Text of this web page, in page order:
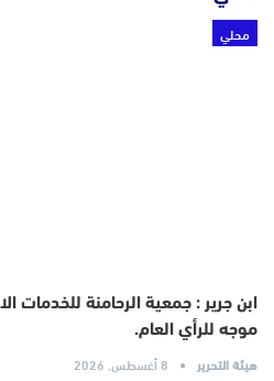
محلي
ابن جرير : جمعية الرحامنة للخدمات
موجه للرأي العام.
هيئة التحرير 8 أغسطس, 2026